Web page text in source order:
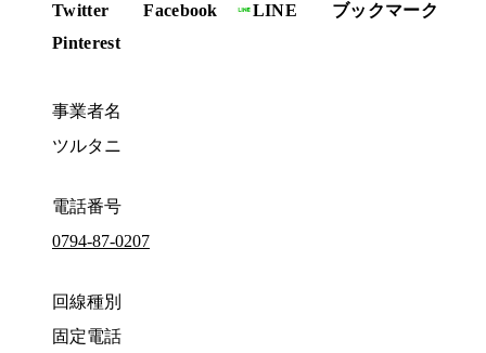
Twitter Facebook LINE
ブックマーク
Pinterest
事業者名
ツルタニ
電話番号
0794-87-0207
回線種別
固定電話